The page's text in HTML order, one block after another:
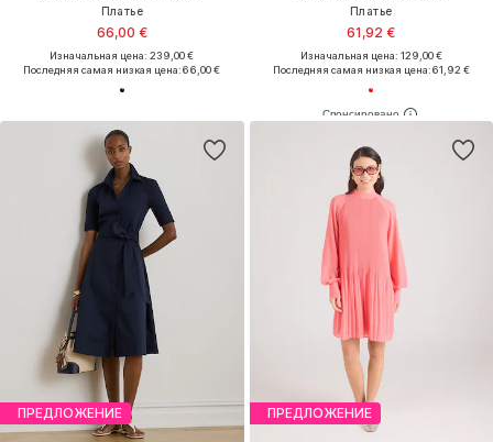
Платье
66,00 €
Изначальная цена: 239,00 €
Последняя самая низкая цена:66,00 €
Платье
61,92 €
Изначальная цена: 129,00 €
Последняя самая низкая цена:61,92 €
ПРЕДЛОЖЕНИЕ ПРЕДЛОЖЕНИЕ